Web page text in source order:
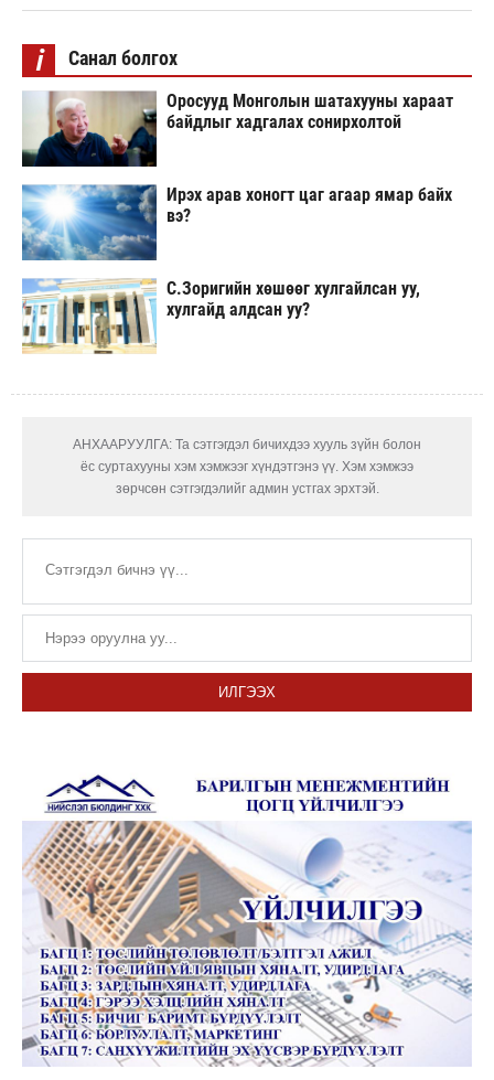
i Санал болгох
Оросууд Монголын шатахууны хараат
байдлыг хадгалах сонирхолтой
Ирэх арав хоногт цаг агаар ямар байх
вэ?
С.Зоригийн хөшөөг хулгайлсан уу,
хулгайд алдсан уу?
АНХААРУУЛГА: Та сэтгэгдэл бичихдээ хууль зүйн болон
ёс суртахууны хэм хэмжээг хүндэтгэнэ үү. Хэм хэмжээ
зөрчсөн сэтгэгдэлийг админ устгах эрхтэй.
ИЛГЭЭХ